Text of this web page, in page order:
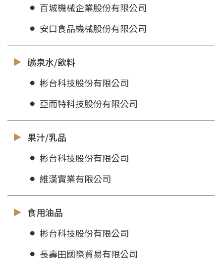
百城機械企業股份有限公司
安口食品機械股份有限公司
礦泉水/飲料
彬台科技股份有限公司
亞而特科技股份有限公司
果汁/乳品
彬台科技股份有限公司
維漢實業有限公司
食用油品
彬台科技股份有限公司
長壽田國際貿易有限公司